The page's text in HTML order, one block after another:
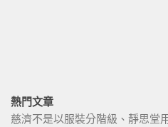
熱門文章
慈濟不是以服裝分階級、靜思堂